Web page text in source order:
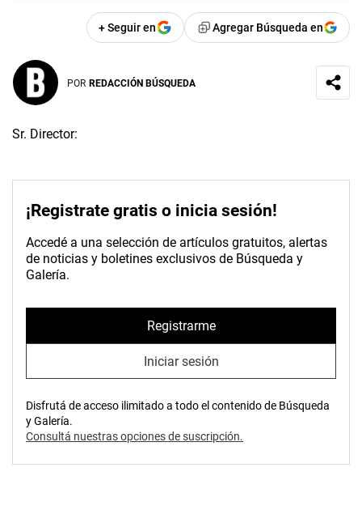
+ Seguir en Agregar Búsqueda en
POR REDACCIÓN BÚSQUEDA
Sr. Director:
¡Registrate gratis o inicia sesión!
Accedé a una selección de artículos gratuitos, alertas
de noticias y boletines exclusivos de Búsqueda y
Galería.
Registrarme
Iniciar sesión
Disfrutá de acceso ilimitado a todo el contenido de Búsqueda
y Galería.
Consultá nuestras opciones de suscripción.